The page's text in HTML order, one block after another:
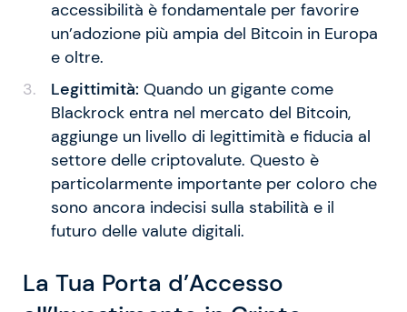
accessibilità è fondamentale per favorire
un’adozione più ampia del Bitcoin in Europa
e oltre.
Legittimità: Quando un gigante come
Blackrock entra nel mercato del Bitcoin,
aggiunge un livello di legittimità e fiducia al
settore delle criptovalute. Questo è
particolarmente importante per coloro che
sono ancora indecisi sulla stabilità e il
futuro delle valute digitali.
La Tua Porta d’Accesso